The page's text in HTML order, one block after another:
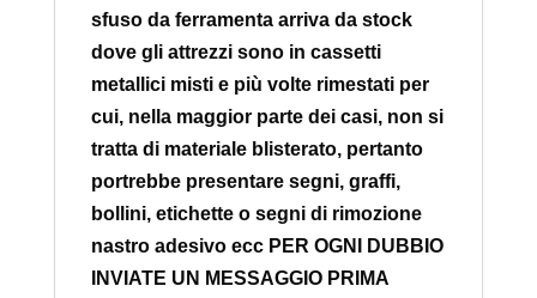
sfuso da ferramenta arriva da stock
dove gli attrezzi sono in cassetti
metallici misti e più volte rimestati per
cui, nella maggior parte dei casi, non si
tratta di materiale blisterato, pertanto
portrebbe presentare segni, graffi,
bollini, etichette o segni di rimozione
nastro adesivo ecc PER OGNI DUBBIO
INVIATE UN MESSAGGIO PRIMA